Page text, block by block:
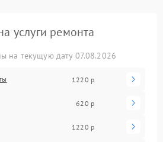
услуги ремонта
на текущую дату 07.08.2026
1220 р
620 р
1220 р